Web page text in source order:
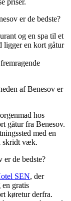
priser.
er de bedste?
og en spa til et
ligger en kort gåtur
af Benesov er
hos
gåtur fra Benesov.
med en
skridt væk.
de bedste?
SEN, der
gratis
køretur derfra.